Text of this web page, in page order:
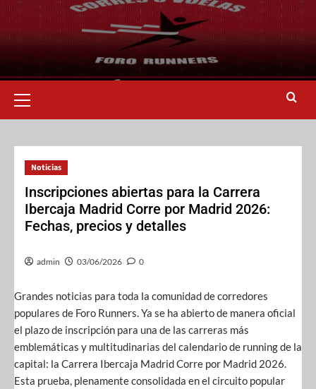
Noticias
Inscripciones abiertas para la Carrera
Ibercaja Madrid Corre por Madrid 2026:
Fechas, precios y detalles
admin 03/06/2026 0
Grandes noticias para toda la comunidad de corredores
populares de Foro Runners. Ya se ha abierto de manera oficial
el plazo de inscripción para una de las carreras más
emblemáticas y multitudinarias del calendario de running de la
capital: la Carrera Ibercaja Madrid Corre por Madrid 2026.
Esta prueba, plenamente consolidada en el circuito popular